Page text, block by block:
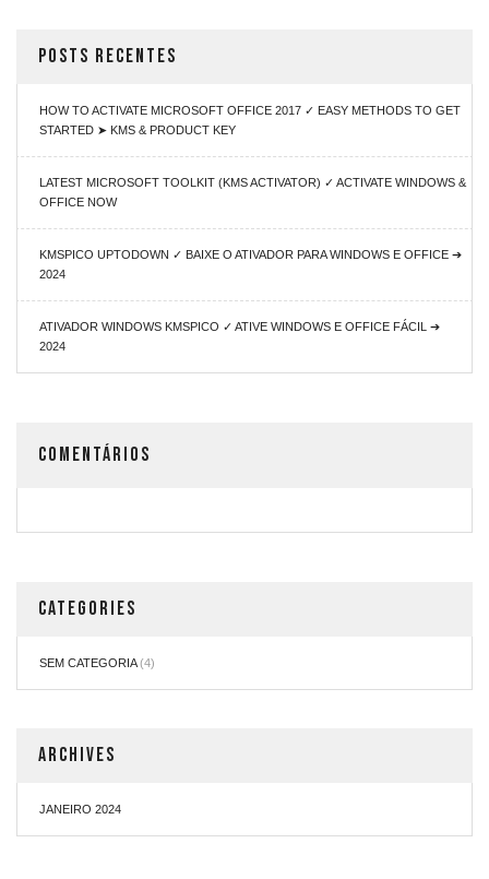
POSTS RECENTES
HOW TO ACTIVATE MICROSOFT OFFICE 2017 ✓ EASY METHODS TO GET
STARTED ➤ KMS & PRODUCT KEY
LATEST MICROSOFT TOOLKIT (KMS ACTIVATOR) ✓ ACTIVATE WINDOWS &
OFFICE NOW
KMSPICO UPTODOWN ✓ BAIXE O ATIVADOR PARA WINDOWS E OFFICE ➔
2024
ATIVADOR WINDOWS KMSPICO ✓ ATIVE WINDOWS E OFFICE FÁCIL ➔
2024
COMENTÁRIOS
CATEGORIES
SEM CATEGORIA(4)
ARCHIVES
JANEIRO 2024